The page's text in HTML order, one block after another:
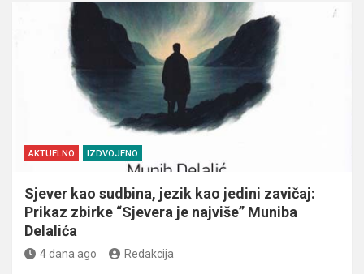
AKTUELNO IZDVOJENO
Sjever kao sudbina, jezik kao jedini zavičaj:
Prikaz zbirke “Sjevera je najviše” Muniba
Delalića
4 dana ago Redakcija